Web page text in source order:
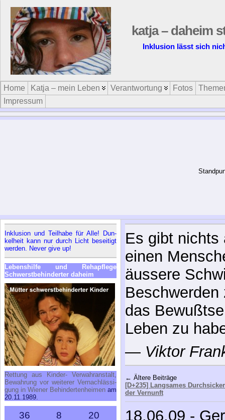
katja – daheim
Inklusion lässt sich
Home Katja – mein Leben Verantwortung Fotos
Impressum
wer­den. Ne­ver gi­ve up!
Le­bens­hil­fe und Re­h­a­pfle­ge
Schwerst­be­hin­der­ter da­heim
Ret­tung aus Kin­der- Ver­wahr­an­stalt,
Be­wah­rung vor wei­te­rer Ver­nach­läs­si­
gung in Wie­ner Be­hin­der­ten­hei­menam
20.11.1989.
36
Years
8 20
lebt Kat­ja da­heim, seit sie aus ei­nem
Wie­ner Säug­lings­heim schwer hos­pi­
versuchen,
erreichen.
—Immanuel
← Ältere Beiträge
der Vernunft
18.06.09 -
[D+241]
muss